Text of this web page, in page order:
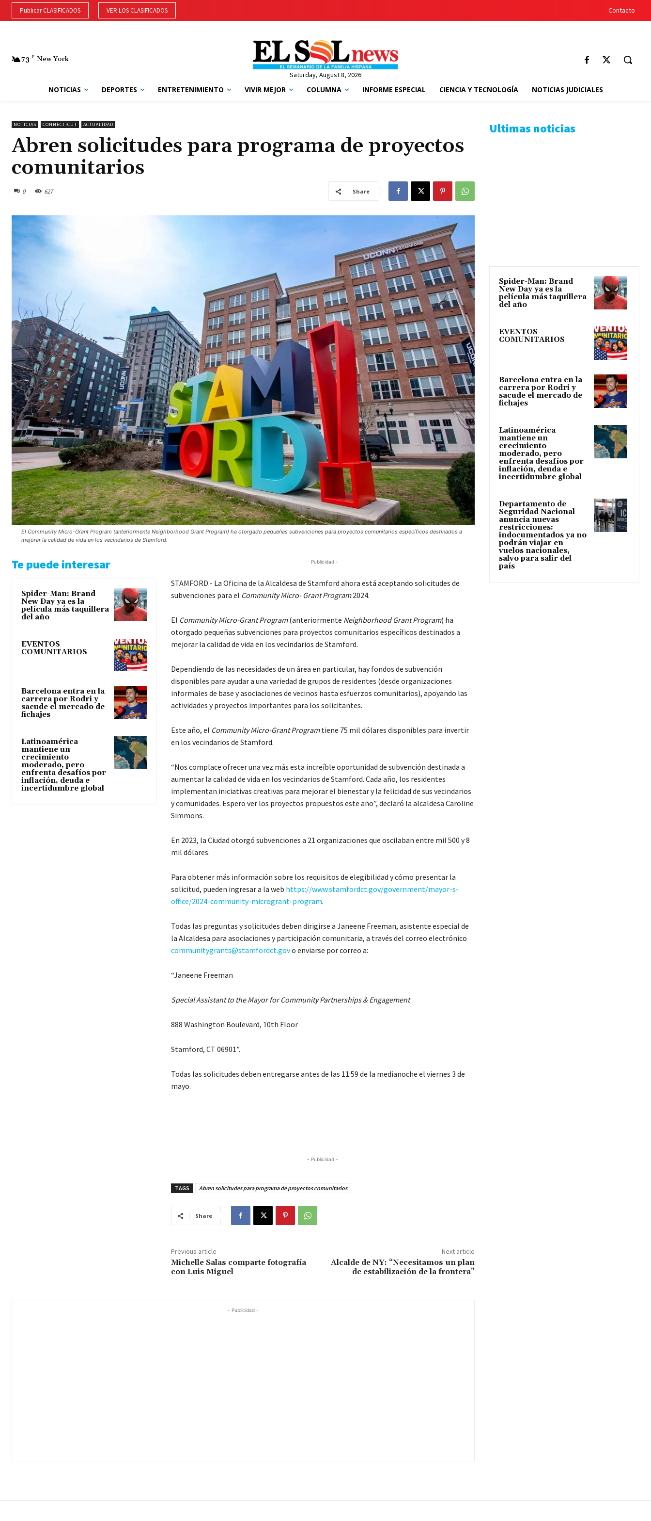
Publicar CLASIFICADOS VER LOS CLASIFICADOS Contacto
73 F New York
Saturday, August 8, 2026
NOTICIAS DEPORTES ENTRETENIMIENTO VIVIR MEJOR COLUMNA INFORME ESPECIAL CIENCIA Y TECNOLOGÍA NOTICIAS JUDICIALES
NOTICIAS CONNECTICUT ACTUALIDAD
Abren solicitudes para programa de proyectos
comunitarios
0 627 Share
El Community Micro-Grant Program (anteriormente Neighborhood Grant Program) ha otorgado pequeñas subvenciones para proyectos comunitarios específicos destinados a
mejorar la calidad de vida en los vecindarios de Stamford.
Te puede interesar
Spider-Man: Brand
New Day ya es la
película más taquillera
del año
EVENTOS
COMUNITARIOS
Barcelona entra en la
carrera por Rodri y
sacude el mercado de
fichajes
Latinoamérica
mantiene un
crecimiento
moderado, pero
enfrenta desafíos por
inflación, deuda e
incertidumbre global
- Publicidad -
STAMFORD.- La Oficina de la Alcaldesa de Stamford ahora está aceptando solicitudes de
subvenciones para el Community Micro- Grant Program2024.
El Community Micro-Grant Program(anteriormente Neighborhood Grant Program) ha
otorgado pequeñas subvenciones para proyectos comunitarios específicos destinados a
mejorar la calidad de vida en los vecindarios de Stamford.
Dependiendo de las necesidades de un área en particular, hay fondos de subvención
disponibles para ayudar a una variedad de grupos de residentes (desde organizaciones
informales de base y asociaciones de vecinos hasta esfuerzos comunitarios), apoyando las
actividades y proyectos importantes para los solicitantes.
Este año, el Community Micro-Grant Programtiene 75 mil dólares disponibles para invertir
en los vecindarios de Stamford.
“Nos complace ofrecer una vez más esta increíble oportunidad de subvención destinada a
aumentar la calidad de vida en los vecindarios de Stamford. Cada año, los residentes
implementan iniciativas creativas para mejorar el bienestar y la felicidad de sus vecindarios
y comunidades. Espero ver los proyectos propuestos este año”, declaró la alcaldesa Caroline
Simmons.
En 2023, la Ciudad otorgó subvenciones a 21 organizaciones que oscilaban entre mil 500 y 8
mil dólares.
Para obtener más información sobre los requisitos de elegibilidad y cómo presentar la
solicitud, pueden ingresar a la web https://www.stamfordct.gov/government/mayor-s-
office/2024-community-microgrant-program.
Todas las preguntas y solicitudes deben dirigirse a Janeene Freeman, asistente especial de
la Alcaldesa para asociaciones y participación comunitaria, a través del correo electrónico
communitygrants@stamfordct.govo enviarse por correo a:
“Janeene Freeman
Special Assistant to the Mayor for Community Partnerships & Engagement
888 Washington Boulevard, 10th Floor
Stamford, CT 06901”.
Todas las solicitudes deben entregarse antes de las 11:59 de la medianoche el viernes 3 de
mayo.
- Publicidad -
TAGS Abren solicitudes para programa de proyectos comunitarios
Share
Previous article
Michelle Salas comparte fotografía
con Luis Miguel
Next article
Alcalde de NY: “Necesitamos un plan
de estabilización de la frontera”
- Publicidad -
Ultimas noticias
Spider-Man: Brand
New Day ya es la
película más taquillera
del año
EVENTOS
COMUNITARIOS
Barcelona entra en la
carrera por Rodri y
sacude el mercado de
fichajes
Latinoamérica
mantiene un
crecimiento
moderado, pero
enfrenta desafíos por
inflación, deuda e
incertidumbre global
Departamento de
Seguridad Nacional
anuncia nuevas
restricciones:
indocumentados ya no
podrán viajar en
vuelos nacionales,
salvo para salir del
país